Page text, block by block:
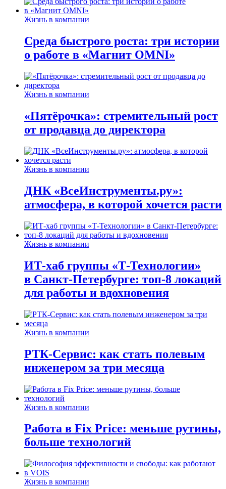
Жизнь в компании
Среда быстрого роста: три истории
о работе в «Магнит OMNI»
Жизнь в компании
«Пятёрочка»: стремительный рост
от продавца до директора
Жизнь в компании
ДНК «ВсеИнструменты.ру»:
атмосфера, в которой хочется расти
Жизнь в компании
ИТ-хаб группы «Т-Технологии»
в Санкт-Петербурге: топ-8 локаций
для работы и вдохновения
Жизнь в компании
РТК-Сервис: как стать полевым
инженером за три месяца
Жизнь в компании
Работа в Fix Price: меньше рутины,
больше технологий
Жизнь в компании